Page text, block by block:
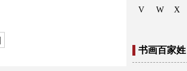
V
W X
书画百家姓